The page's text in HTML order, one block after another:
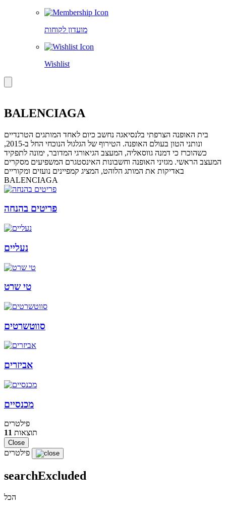
מועדון לקוחות
Wishlist
BALENCIAGA
בית האופנה הצרפתי בלנסיאגה נחשב כיום לאחד המותגים הטרנדיים
ונותני הטון בעולם האופנה. הטירוף של הגלגול הנוכחי החל ב-2015,
כשהוכרז כי דמנה גווסאליה, המעצב הגיאורגי המדובר, ימונה לתפקיד
המעצב הראשי. מגזיני האופנה וחשבונות האינסטגרם המשפיעים מסקרים
באדיקות את המותג הלוהט, המציג קמפיינים נועזים ומקוריים
BALENCIAGA
פריטים בהנחה
נעליים
טי שרט
סווטשרטים
אביזרים
מכנסיים
פילטרים
11 תוצאות
Close
searchExcluded
הכל